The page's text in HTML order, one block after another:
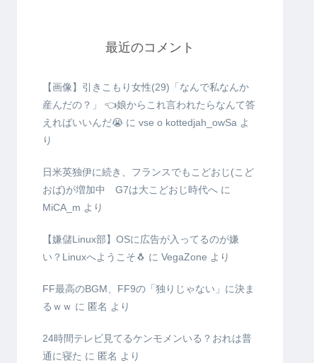
最近のコメント
【画像】引きこもり女性(29)「なんで私なんか
産んだの？」 👈娘からこれ言われたらなんて答
えればいいんだ😭 に vse o kottedjah_owSa よ
り
日米英独伊に続き、フランスでもこどおじ(こど
おば)が増加中 G7は大こどおじ時代へ に
MiCA_m より
【嫌儲Linux部】OSに広告が入ってるのが嫌
い？Linuxへようこそ🐧 に VegaZone より
FF最高のBGM、FF9の「独りじゃない」に決ま
るｗｗ に 匿名 より
24時間テレビ見てるケンモメンいる？おれは普
通に寝た に 匿名 より